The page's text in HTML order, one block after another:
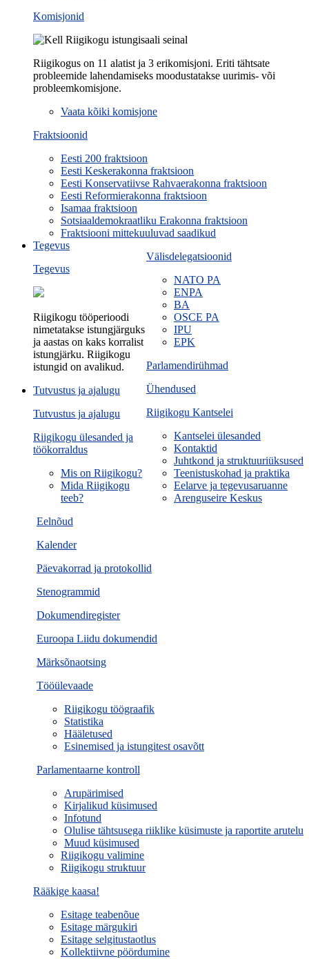
Komisjonid
Riigikogus on 11 alatist ja 3 erikomisjoni. Eriti tähtsate
probleemide lahendamiseks moodustatakse uurimis- või
probleemkomisjone.
Vaata kõiki komisjone
Fraktsioonid
Eesti 200 fraktsioon
Eesti Keskerakonna fraktsioon
Eesti Konservatiivse Rahvaerakonna fraktsioon
Eesti Reformierakonna fraktsioon
Isamaa fraktsioon
Sotsiaaldemokraatliku Erakonna fraktsioon
Fraktsiooni mittekuuluvad saadikud
Välisdelegatsioonid
NATO PA
ENPA
BA
OSCE PA
IPU
EPK
Parlamendirühmad
Ühendused
Riigikogu Kantselei
Kantselei ülesanded
Kontaktid
Juhtkond ja struktuuriüksused
Teenistuskohad ja praktika
Eelarve ja tegevusaruanne
Arenguseire Keskus
Tegevus
Tegevus
Riigikogu tööperioodi
nimetatakse istungjärguks
ja aastas on kaks korralist
istungjärku. Riigikogu
istungid on avalikud.
Eelnõud
Kalender
Päevakorrad ja protokollid
Stenogrammid
Dokumendiregister
Euroopa Liidu dokumendid
Märksõnaotsing
Tööülevaade
Riigikogu töögraafik
Statistika
Hääletused
Esinemised ja istungitest osavõtt
Parlamentaarne kontroll
Arupärimised
Kirjalikud küsimused
Infotund
Olulise tähtsusega riiklike küsimuste ja raportite arutelu
Muud küsimused
Tutvustus ja ajalugu
Tutvustus ja ajalugu
Riigikogu ülesanded ja
töökorraldus
Mis on Riigikogu?
Mida Riigikogu
teeb?
Riigikogu valimine
Riigikogu struktuur
Rääkige kaasa!
Esitage teabenõue
Esitage märgukiri
Esitage selgitustaotlus
Kollektiivne pöördumine